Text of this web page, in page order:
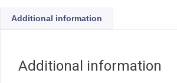
Additional information
Additional information